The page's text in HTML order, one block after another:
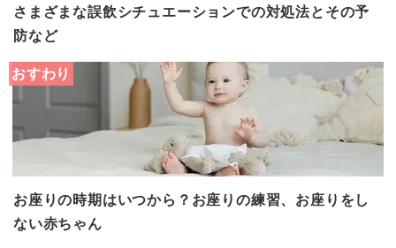
さまざまな誤飲シチュエーションでの対処法とその予
防など
おすわり
お座りの時期はいつから？お座りの練習、お座りをし
ない赤ちゃん